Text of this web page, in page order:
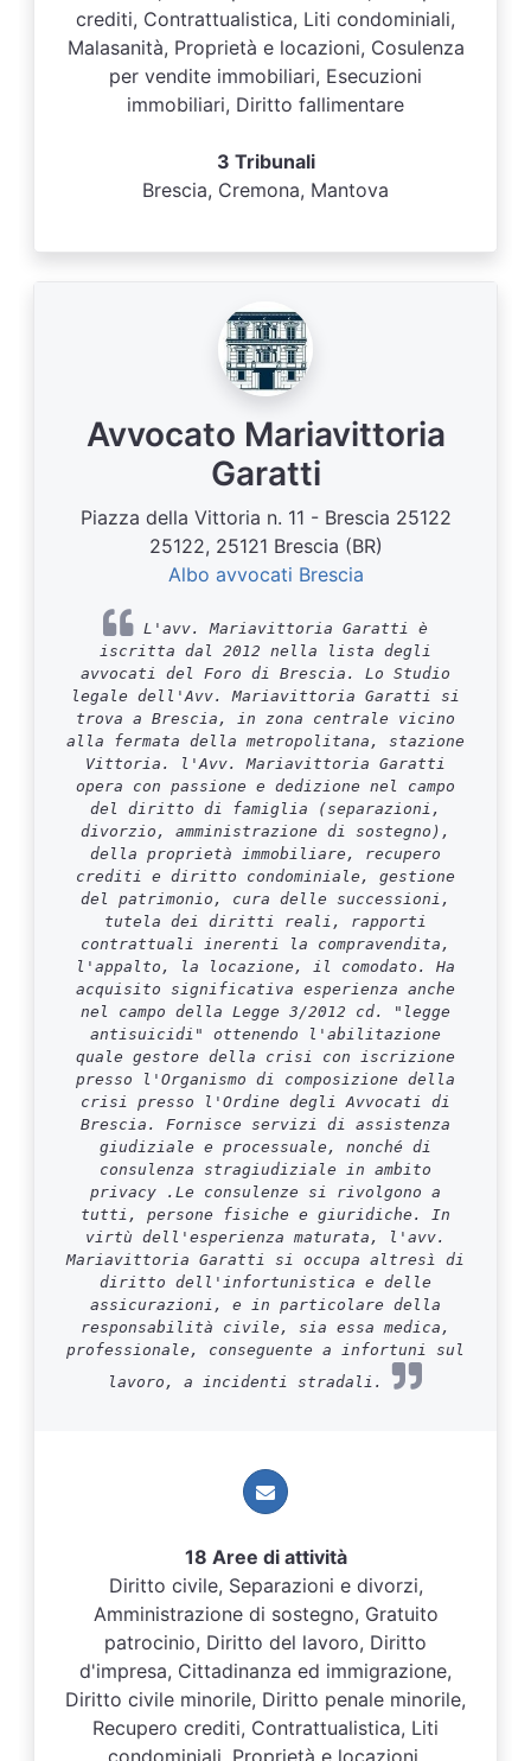
crediti, Contrattualistica, Liti condominiali,
Malasanità, Proprietà e locazioni, Cosulenza
per vendite immobiliari, Esecuzioni
immobiliari, Diritto fallimentare
3 Tribunali
Brescia, Cremona, Mantova
Avvocato Mariavittoria
Garatti
Piazza della Vittoria n. 11 - Brescia 25122
25122, 25121 Brescia (BR)
Albo avvocati Brescia
L'avv. Mariavittoria Garatti è
iscritta dal 2012 nella lista degli
avvocati del Foro di Brescia. Lo Studio
legale dell'Avv. Mariavittoria Garatti si
trova a Brescia, in zona centrale vicino
alla fermata della metropolitana, stazione
Vittoria. l'Avv. Mariavittoria Garatti
opera con passione e dedizione nel campo
del diritto di famiglia (separazioni,
divorzio, amministrazione di sostegno),
della proprietà immobiliare, recupero
crediti e diritto condominiale, gestione
del patrimonio, cura delle successioni,
tutela dei diritti reali, rapporti
contrattuali inerenti la compravendita,
l'appalto, la locazione, il comodato. Ha
acquisito significativa esperienza anche
nel campo della Legge 3/2012 cd. "legge
antisuicidi" ottenendo l'abilitazione
quale gestore della crisi con iscrizione
presso l'Organismo di composizione della
crisi presso l'Ordine degli Avvocati di
Brescia. Fornisce servizi di assistenza
giudiziale e processuale, nonché di
consulenza stragiudiziale in ambito
privacy .Le consulenze si rivolgono a
tutti, persone fisiche e giuridiche. In
virtù dell'esperienza maturata, l'avv.
Mariavittoria Garatti si occupa altresì di
diritto dell'infortunistica e delle
assicurazioni, e in particolare della
responsabilità civile, sia essa medica,
professionale, conseguente a infortuni sul
lavoro, a incidenti stradali.
18 Aree di attività
Diritto civile, Separazioni e divorzi,
Amministrazione di sostegno, Gratuito
patrocinio, Diritto del lavoro, Diritto
d'impresa, Cittadinanza ed immigrazione,
Diritto civile minorile, Diritto penale minorile,
Recupero crediti, Contrattualistica, Liti
condominiali, Proprietà e locazioni,